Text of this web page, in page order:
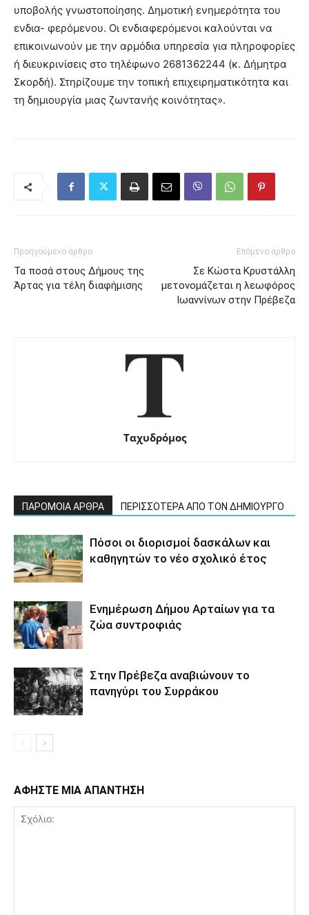
υποβολής γνωστοποίησης. Δημοτική ενημερότητα του
ενδια- φερόμενου. Οι ενδιαφερόμενοι καλούνται να
επικοινωνούν με την αρμόδια υπηρεσία για πληροφορίες
ή διευκρινίσεις στο τηλέφωνο 2681362244 (κ. Δήμητρα
Σκορδή). Στηρίζουμε την τοπική επιχειρηματικότητα και
τη δημιουργία μιας ζωντανής κοινότητας».
Προηγούμενο άρθρο
Τα ποσά στους Δήμους της
Άρτας για τέλη διαφήμισης
Επόμενο άρθρο
Σε Κώστα Κρυστάλλη
μετονομάζεται η λεωφόρος
Ιωαννίνων στην Πρέβεζα
Ταχυδρόμος
ΠΑΡΟΜΟΙΑ ΑΡΘΡΑ ΠΕΡΙΣΣΟΤΕΡΑ ΑΠΟ ΤΟΝ ΔΗΜΙΟΥΡΓΟ
Πόσοι οι διορισμοί δασκάλων και
καθηγητών το νέο σχολικό έτος
Ενημέρωση Δήμου Αρταίων για τα
ζώα συντροφιάς
Στην Πρέβεζα αναβιώνουν το
πανηγύρι του Συρράκου
ΑΦΗΣΤΕ ΜΙΑ ΑΠΑΝΤΗΣΗ